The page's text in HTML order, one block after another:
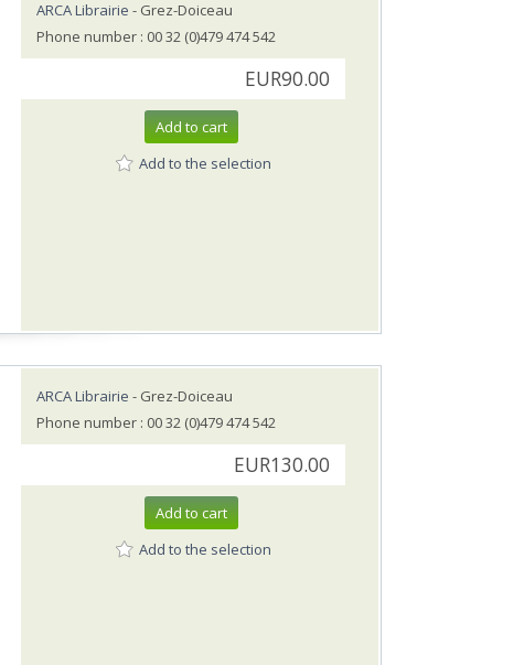
ARCA Librairie - Grez-Doiceau
Phone number : 00 32 (0)479 474 542
EUR90.00
Add to cart
Add to the selection
ARCA Librairie - Grez-Doiceau
Phone number : 00 32 (0)479 474 542
EUR130.00
Add to cart
Add to the selection